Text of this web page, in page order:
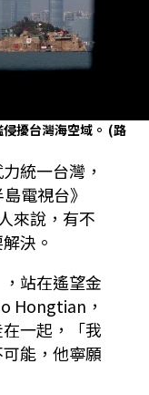
擾台灣海空域。 (路
統一台灣，
電視台》
來說，有不
決。
站在遙望金
Hongtian，
一起，「我
能，他寧願